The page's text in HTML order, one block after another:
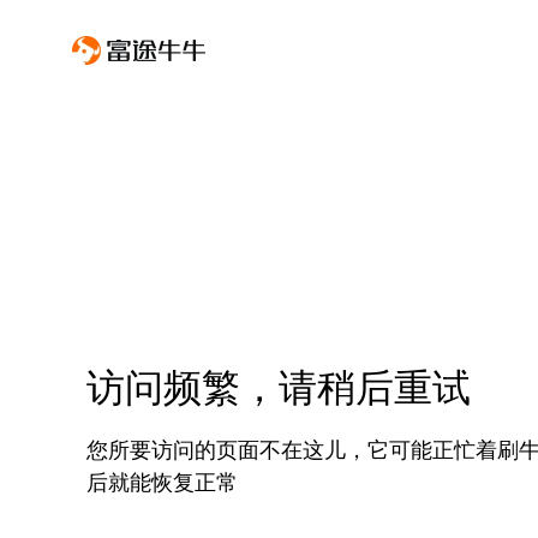
访问频繁，请稍后重试
您所要访问的页面不在这儿，它可能正忙着刷
后就能恢复正常